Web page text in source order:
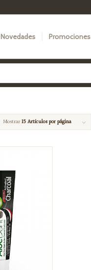
Novedades Promociones
Mostrar15 Artículos por página